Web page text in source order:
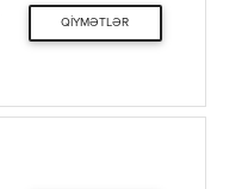
QIYMƏTLƏR